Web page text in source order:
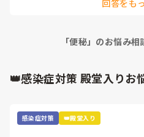
が、薬を拒否するからといって
回答をも
「便秘」のお悩み
👑感染症対策 殿堂入りお
感染症対策 👑殿堂入り